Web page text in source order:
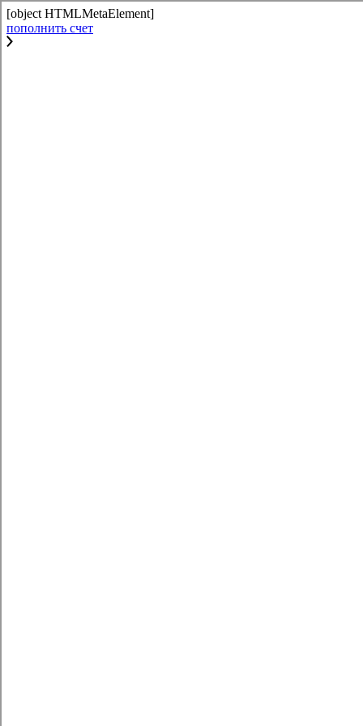
[object HTMLMetaElement]
пополнить счет